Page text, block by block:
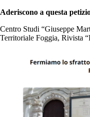
Aderiscono a questa
Centro Studi “Giuseppe
Territoriale Foggia, Rivista